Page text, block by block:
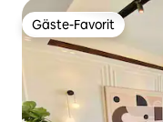
Gäste-Favorit
Gäste-Favorit